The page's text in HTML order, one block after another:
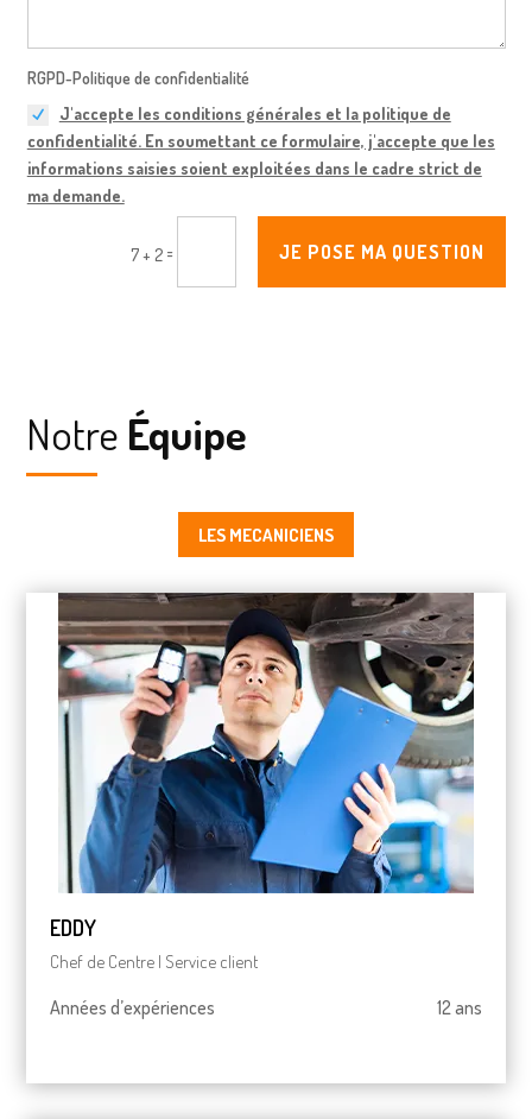
RGPD-Politique de confidentialité
J'accepte les conditions générales et la politique de
confidentialité. En soumettant ce formulaire, j'accepte que les
informations saisies soient exploitées dans le cadre strict de
ma demande.
7 + 2= JE POSE MA QUESTION
Notre Équipe
LES MECANICIENS
EDDY
Chef de Centre | Service client
Années d’expériences 12 ans